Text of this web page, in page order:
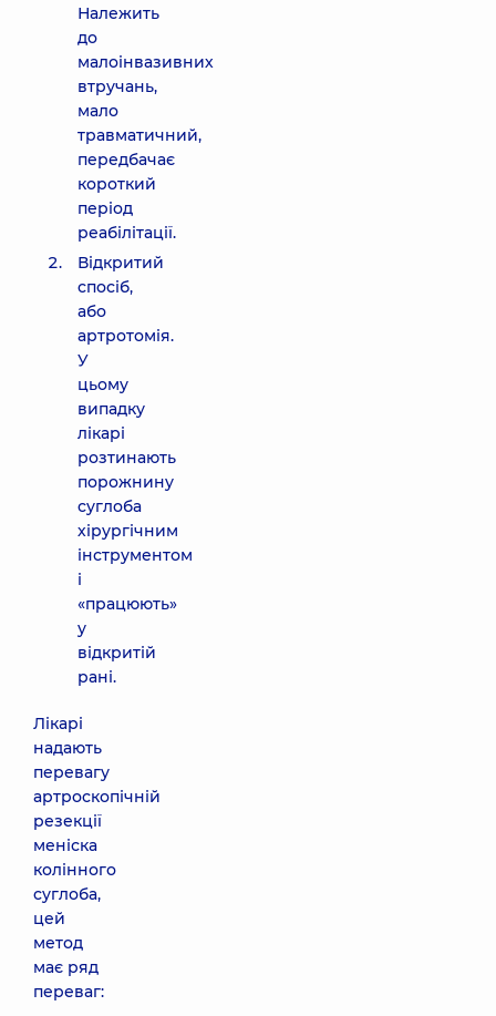
Належить
до
малоінвазивних
втручань,
мало
травматичний,
передбачає
короткий
період
реабілітації.
Відкритий
спосіб,
або
артротомія.
У
цьому
випадку
лікарі
розтинають
порожнину
суглоба
хірургічним
інструментом
і
«працюють»
у
відкритій
рані.
Лікарі
надають
перевагу
артроскопічній
резекції
меніска
колінного
суглоба,
цей
метод
має ряд
переваг: